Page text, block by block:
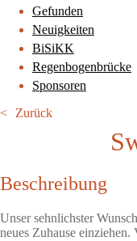
Gefunden
Neuigkeiten
BiSiKK
Regenbogenbrücke
Sponsoren
Zurück
Beschreibung
Unser sehnlichster
neues Zuhause